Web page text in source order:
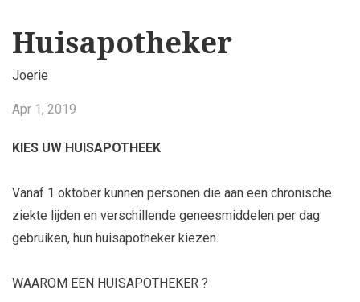
Huisapotheker
Joerie
Apr 1, 2019
KIES UW HUISAPOTHEEK
Vanaf 1 oktober kunnen personen die aan een chronische
ziekte lijden en verschillende geneesmiddelen per dag
gebruiken, hun huisapotheker kiezen.
WAAROM EEN HUISAPOTHEKER ?